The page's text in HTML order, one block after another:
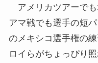
アメリカツアーでも
アマ戦でも選手の短
のメキシコ選手権の
ロイらがちょっぴり